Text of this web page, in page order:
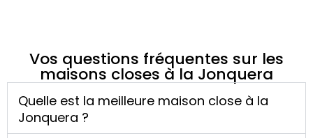
Vos questions fréquentes sur les
maisons closes à la Jonquera
Quelle est la meilleure maison close à la
Jonquera ?